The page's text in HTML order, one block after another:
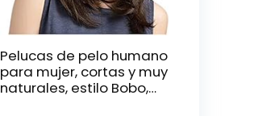
Pelucas de pelo humano
para mujer, cortas y muy
naturales, estilo Bobo,